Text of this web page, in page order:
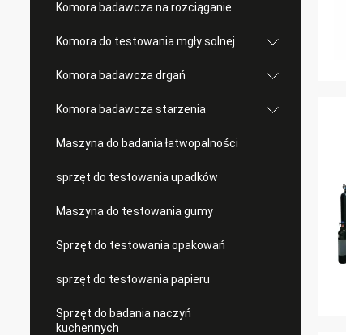
Komora badawcza na rozciąganie
Komora do testowania mgły solnej
Komora badawcza drgań
Komora badawcza starzenia
Maszyna do badania łatwopalności
sprzęt do testowania upadków
Maszyna do testowania gumy
Sprzęt do testowania opakowań
sprzęt do testowania papieru
Sprzęt do badania naczyń
kuchennych